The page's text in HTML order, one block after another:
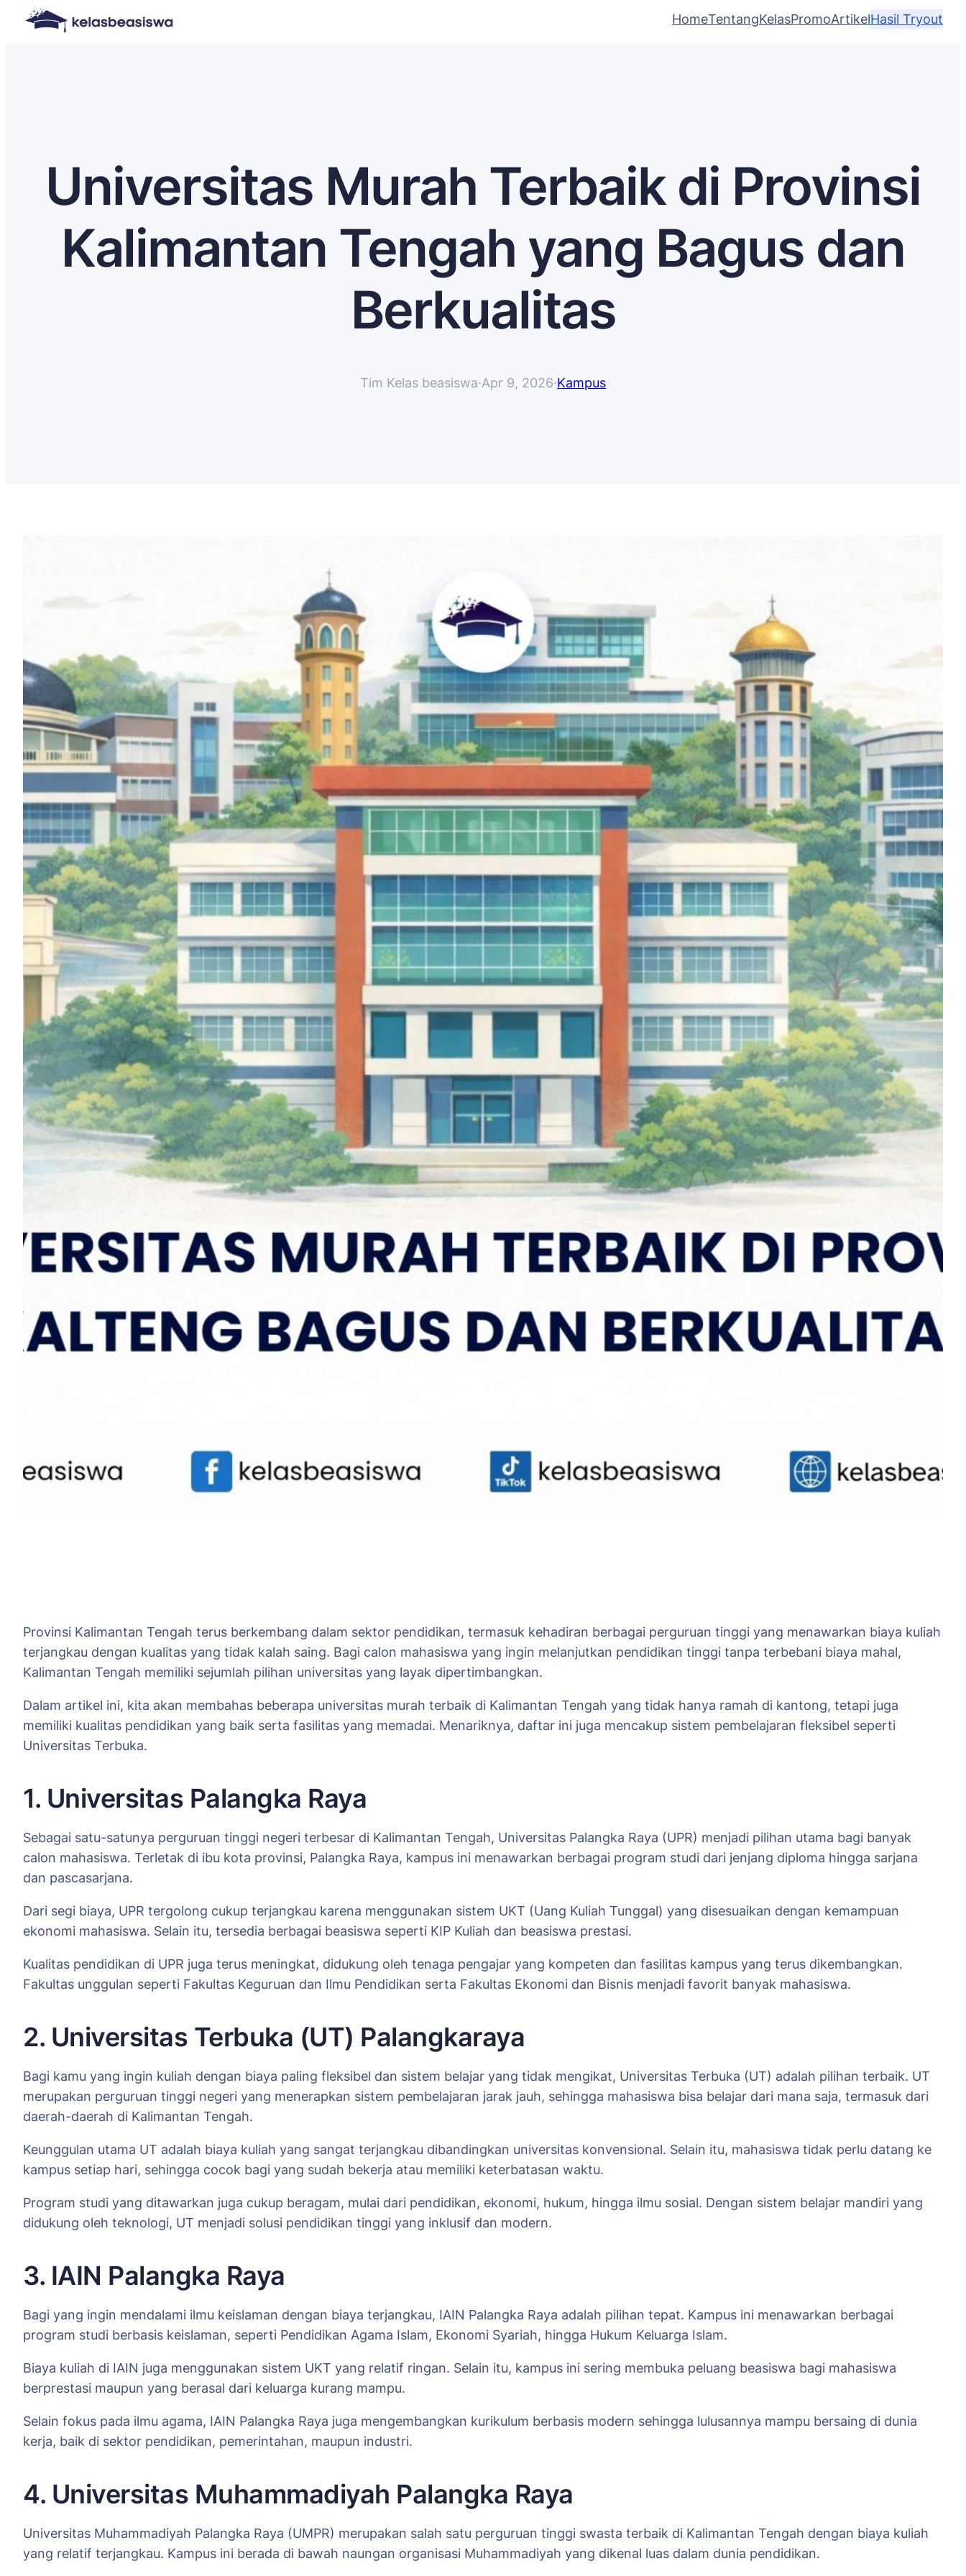
HomeTentangKelasPromoArtikelHasil Tryout
Universitas Murah Terbaik di Provinsi
Kalimantan Tengah yang Bagus dan
Berkualitas
Tim Kelas beasiswa·Apr 9, 2026·Kampus
Provinsi Kalimantan Tengah terus berkembang dalam sektor pendidikan, termasuk kehadiran berbagai perguruan tinggi yang menawarkan biaya kuliah
terjangkau dengan kualitas yang tidak kalah saing. Bagi calon mahasiswa yang ingin melanjutkan pendidikan tinggi tanpa terbebani biaya mahal,
Kalimantan Tengah memiliki sejumlah pilihan universitas yang layak dipertimbangkan.
Dalam artikel ini, kita akan membahas beberapa universitas murah terbaik di Kalimantan Tengah yang tidak hanya ramah di kantong, tetapi juga
memiliki kualitas pendidikan yang baik serta fasilitas yang memadai. Menariknya, daftar ini juga mencakup sistem pembelajaran fleksibel seperti
Universitas Terbuka.
1. Universitas Palangka Raya
Sebagai satu-satunya perguruan tinggi negeri terbesar di Kalimantan Tengah, Universitas Palangka Raya (UPR) menjadi pilihan utama bagi banyak
calon mahasiswa. Terletak di ibu kota provinsi, Palangka Raya, kampus ini menawarkan berbagai program studi dari jenjang diploma hingga sarjana
dan pascasarjana.
Dari segi biaya, UPR tergolong cukup terjangkau karena menggunakan sistem UKT (Uang Kuliah Tunggal) yang disesuaikan dengan kemampuan
ekonomi mahasiswa. Selain itu, tersedia berbagai beasiswa seperti KIP Kuliah dan beasiswa prestasi.
Kualitas pendidikan di UPR juga terus meningkat, didukung oleh tenaga pengajar yang kompeten dan fasilitas kampus yang terus dikembangkan.
Fakultas unggulan seperti Fakultas Keguruan dan Ilmu Pendidikan serta Fakultas Ekonomi dan Bisnis menjadi favorit banyak mahasiswa.
2. Universitas Terbuka (UT) Palangkaraya
Bagi kamu yang ingin kuliah dengan biaya paling fleksibel dan sistem belajar yang tidak mengikat, Universitas Terbuka (UT) adalah pilihan terbaik. UT
merupakan perguruan tinggi negeri yang menerapkan sistem pembelajaran jarak jauh, sehingga mahasiswa bisa belajar dari mana saja, termasuk dari
daerah-daerah di Kalimantan Tengah.
Keunggulan utama UT adalah biaya kuliah yang sangat terjangkau dibandingkan universitas konvensional. Selain itu, mahasiswa tidak perlu datang ke
kampus setiap hari, sehingga cocok bagi yang sudah bekerja atau memiliki keterbatasan waktu.
Program studi yang ditawarkan juga cukup beragam, mulai dari pendidikan, ekonomi, hukum, hingga ilmu sosial. Dengan sistem belajar mandiri yang
didukung oleh teknologi, UT menjadi solusi pendidikan tinggi yang inklusif dan modern.
3. IAIN Palangka Raya
Bagi yang ingin mendalami ilmu keislaman dengan biaya terjangkau, IAIN Palangka Raya adalah pilihan tepat. Kampus ini menawarkan berbagai
program studi berbasis keislaman, seperti Pendidikan Agama Islam, Ekonomi Syariah, hingga Hukum Keluarga Islam.
Biaya kuliah di IAIN juga menggunakan sistem UKT yang relatif ringan. Selain itu, kampus ini sering membuka peluang beasiswa bagi mahasiswa
berprestasi maupun yang berasal dari keluarga kurang mampu.
Selain fokus pada ilmu agama, IAIN Palangka Raya juga mengembangkan kurikulum berbasis modern sehingga lulusannya mampu bersaing di dunia
kerja, baik di sektor pendidikan, pemerintahan, maupun industri.
4. Universitas Muhammadiyah Palangka Raya
Universitas Muhammadiyah Palangka Raya (UMPR) merupakan salah satu perguruan tinggi swasta terbaik di Kalimantan Tengah dengan biaya kuliah
yang relatif terjangkau. Kampus ini berada di bawah naungan organisasi Muhammadiyah yang dikenal luas dalam dunia pendidikan.